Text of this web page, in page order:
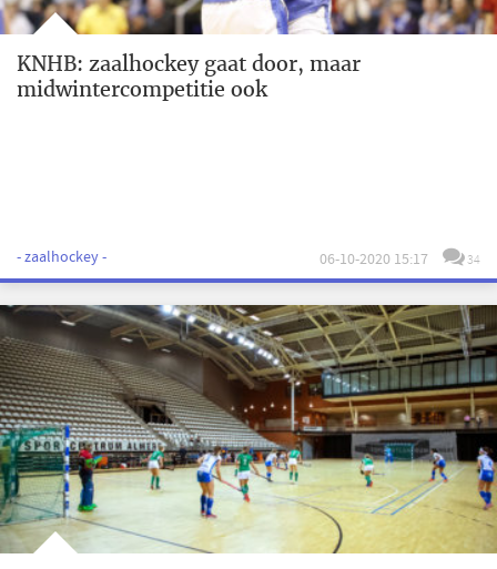
KNHB: zaalhockey gaat door, maar
midwintercompetitie ook
- zaalhockey - 06-10-2020 15:17 34